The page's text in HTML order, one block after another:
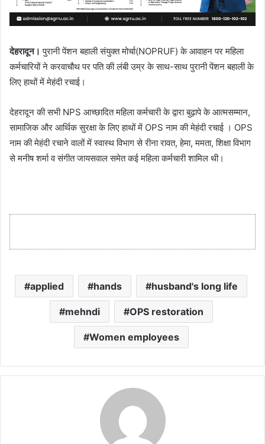
देहरादून। पुरानी पेंशन बहाली संयुक्त मोर्चा(NOPRUF) के आवाहन पर महिला
कर्मचारियों ने करवाचौथ पर पति की लंबी उम्र के साथ-साथ पुरानी पेंशन बहाली के
लिए हाथों में मेहंदी रचाई।
देहरादून की सभी NPS आच्छादित महिला कर्मचारी के द्वारा बुढ़ापे के आत्मसम्मान,
सामाजिक और आर्थिक सुरक्षा के लिए हाथों में OPS नाम की मेहंदी रचाई । OPS
नाम की मेहंदी रचाने वालों में स्वास्थ विभाग से रीना रावत, हेमा, ममता, शिक्षा विभाग
से मनीष शर्मा व संगीत जायसवाल समेत कई महिला कर्मचारी शामिल थी।
applied hands husband's long life
mehndi OPS restoration
Women employees